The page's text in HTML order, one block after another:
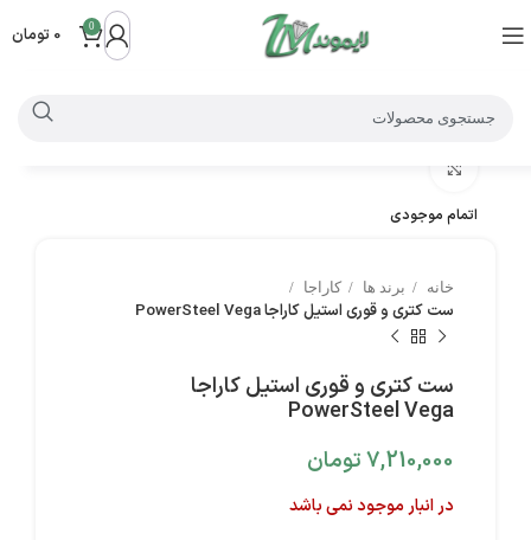
0
0 تومان
اتمام موجودی
خانه برند ها کاراجا
ست کتری و قوری استیل کاراجا PowerSteel Vega
ست کتری و قوری استیل کاراجا
PowerSteel Vega
7,210,000تومان
در انبار موجود نمی باشد